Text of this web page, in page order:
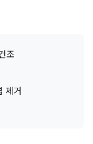
조
제거